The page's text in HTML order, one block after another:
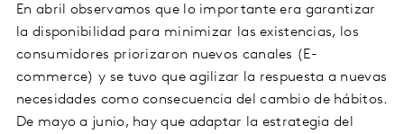
En abril observamos que lo importante era garantizar
la disponibilidad para minimizar las existencias, los
consumidores priorizaron nuevos canales (E-
commerce) y se tuvo que agilizar la respuesta a nuevas
necesidades como consecuencia del cambio de hábitos.
De mayo a junio, hay que adaptar la estrategia del